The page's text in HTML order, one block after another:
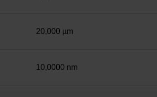
20,000 µm
10,0000 nm